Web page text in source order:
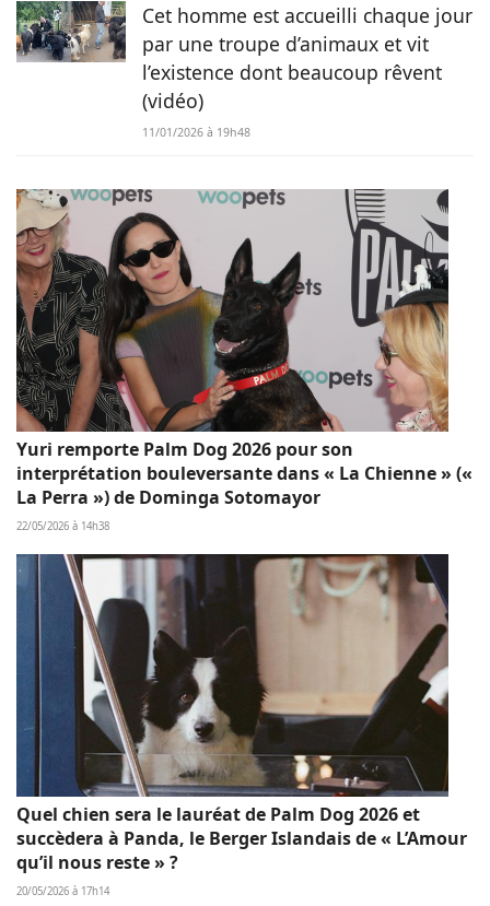
Cet homme est accueilli chaque jour
par une troupe d’animaux et vit
l’existence dont beaucoup rêvent
(vidéo)
11/01/2026 à 19h48
Yuri remporte Palm Dog 2026 pour son
interprétation bouleversante dans « La Chienne » («
La Perra ») de Dominga Sotomayor
22/05/2026 à 14h38
Quel chien sera le lauréat de Palm Dog 2026 et
succèdera à Panda, le Berger Islandais de « L’Amour
qu’il nous reste » ?
20/05/2026 à 17h14